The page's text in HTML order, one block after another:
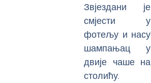
Звјездани је
смјести у
фотељу и насу
шампањац у
двије чаше на
столићу.